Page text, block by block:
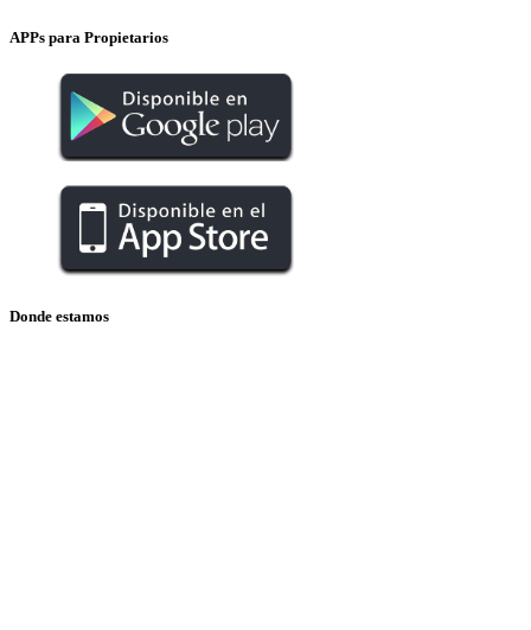
APPs para Propietarios
Donde estamos